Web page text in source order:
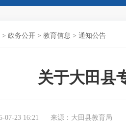
> 政务公开 > 教育信息 > 通知公告
关于大田县
07-23 16:21 来源：大田县教育局